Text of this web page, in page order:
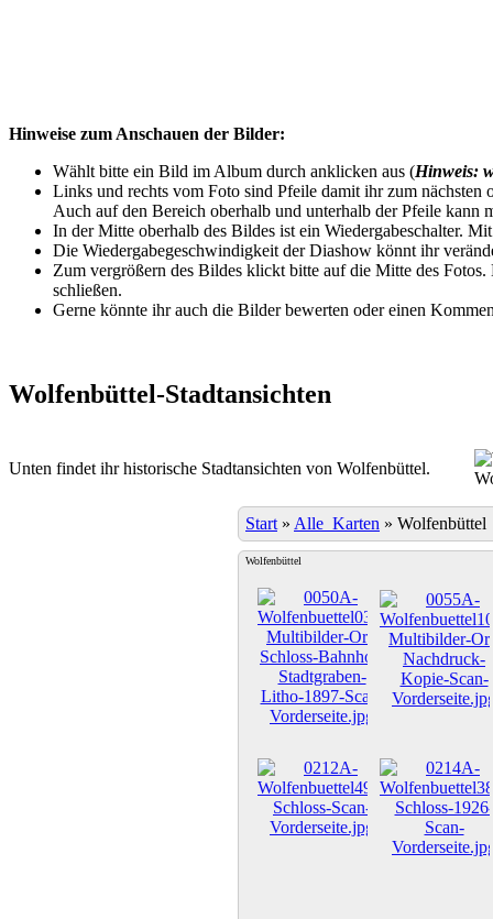
Hinweise zum Anschauen der Bilder:
Wählt bitte ein Bild im Album durch anklicken aus (Hinweis:
Links und rechts vom Foto sind Pfeile damit ihr zum
Auch auf den Bereich oberhalb und unterhalb der Pfeile kann
In der Mitte oberhalb des Bildes ist ein Wiedergabeschalter.
Die Wiedergabegeschwindigkeit der Diashow könnt ihr
Zum vergrößern des Bildes klickt bitte auf die Mitte des
schließen.
Gerne könnte ihr auch die Bilder bewerten oder einen
Wolfenbüttel-Stadtansichten
Unten findet ihr historische Stadtansichten von Wolfenbüttel.
Start » Alle_Karten » Wolfenbüttel
Wolfenbüttel